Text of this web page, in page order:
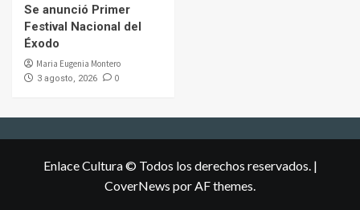
Se anunció Primer
Festival Nacional del
Éxodo
Maria Eugenia Montero
3 agosto, 2026 0
Enlace Cultura © Todos los derechos reservados. |
CoverNews por AF themes.